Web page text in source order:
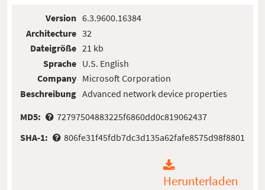
Version
Architecture
Dateigröße
Sprache
Company
Beschreibung
6.3.9600.16384
32
21 kb
U.S. English
Microsoft Corporation
Advanced network device properties
MD5:
72797504883225f6860dd0c819062437
SHA-1:
806fe31f45fdb7dc3d135a62fafe8575d98f8801
Herunterladen